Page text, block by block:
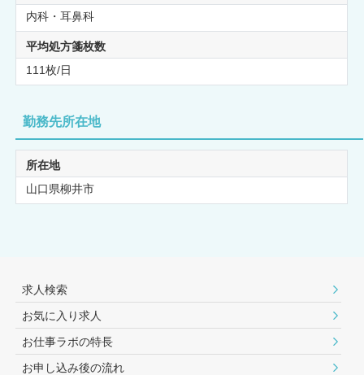
内科・耳鼻科
平均処方箋枚数
111枚/日
勤務先所在地
所在地
山口県柳井市
求人検索
お気に入り求人
お仕事ラボの特長
お申し込み後の流れ